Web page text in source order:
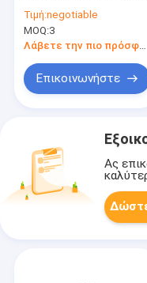
ρυθμιστών βραχιόλι
ολισθαινόντων
ρυθμιστών σφαιρών
ασημένιο
Τιμή:negotiable
MOQ:3
Λάβετε την πιο πρόσφατη τιμή
Επικοινωνήστε
Ας